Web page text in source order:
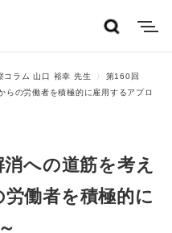
コラム 山口 裕幸 先生
第160回
らの労働者を積極的に雇用するアプロ
への道筋を考え
働者を積極的に